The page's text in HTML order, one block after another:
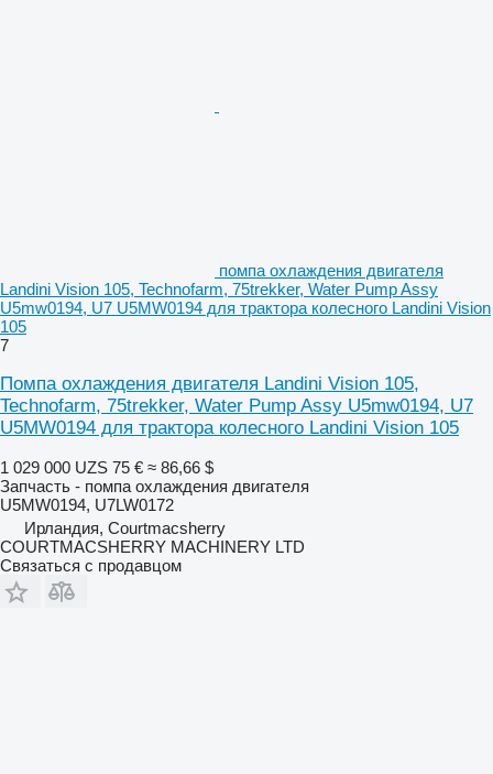
помпа охлаждения двигателя
Landini Vision 105, Technofarm, 75trekker, Water Pump Assy
U5mw0194, U7 U5MW0194 для трактора колесного Landini Vision
105
7
Помпа охлаждения двигателя Landini Vision 105,
Technofarm, 75trekker, Water Pump Assy U5mw0194, U7
U5MW0194 для трактора колесного Landini Vision 105
1 029 000 UZS 75 € ≈ 86,66 $
Запчасть - помпа охлаждения двигателя
U5MW0194, U7LW0172
Ирландия, Courtmacsherry
COURTMACSHERRY MACHINERY LTD
Связаться с продавцом